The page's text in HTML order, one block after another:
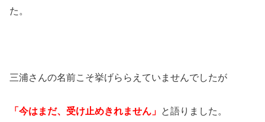
た。
三浦さんの名前こそ挙げららえていませんでしたが
「今はまだ、受け止めきれません」 と語りました。